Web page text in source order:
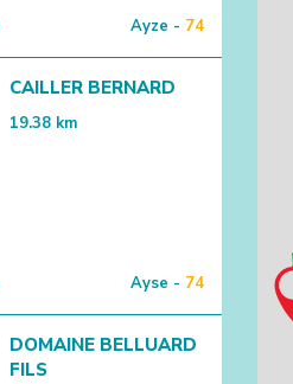
Ayze - 74
CAILLER BERNARD
19.38 km
Ayse - 74
DOMAINE BELLUARD
FILS